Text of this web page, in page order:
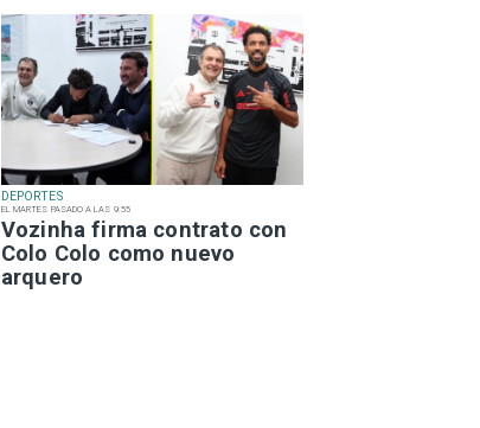
DEPORTES
EL MARTES PASADO A LAS 9:55
Vozinha firma contrato con
Colo Colo como nuevo
arquero